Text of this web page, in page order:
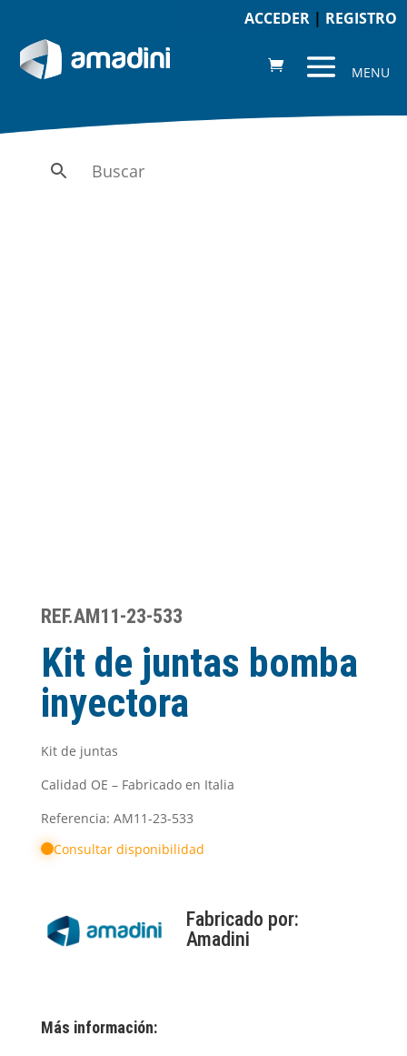
ACCEDER| REGISTRO
REF.AM11-23-533
Kit de juntas bomba
inyectora
Kit de juntas
Calidad OE – Fabricado en Italia
Referencia: AM11-23-533
Consultar disponibilidad
Fabricado por:
Amadini
Más información: